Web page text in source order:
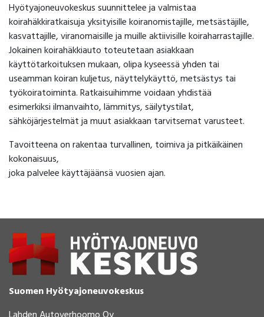
Hyötyajoneuvokeskus suunnittelee ja valmistaa
koirahäkkiratkaisuja yksityisille koiranomistajille, metsästäjille,
kasvattajille, viranomaisille ja muille aktiivisille koiraharrastajille.
Jokainen koirahäkkiauto toteutetaan asiakkaan
käyttötarkoituksen mukaan, olipa kyseessä yhden tai
useamman koiran kuljetus, näyttelykäyttö, metsästys tai
työkoiratoiminta. Ratkaisuihimme voidaan yhdistää
esimerkiksi ilmanvaihto, lämmitys, säilytystilat,
sähköjärjestelmät ja muut asiakkaan tarvitsemat varusteet.
Tavoitteena on rakentaa turvallinen, toimiva ja pitkäikäinen
kokonaisuus,
joka palvelee käyttäjäänsä vuosien ajan.
Suomen Hyötyajoneuvokeskus